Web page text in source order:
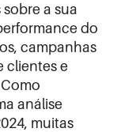
a sua
do
campanhas
clientes e
análise
muitas